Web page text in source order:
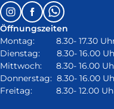
in
neuem
Fenster)
Follow
us
on:
InstagramFacebookWhatsapp
Öffnungszeiten
Montag: 8.30- 17.30
Dienstag: 8.30- 16.00
Mittwoch: 8.30- 16.00
Donnerstag: 8.30- 16.00
Freitag: 8.30- 12.00